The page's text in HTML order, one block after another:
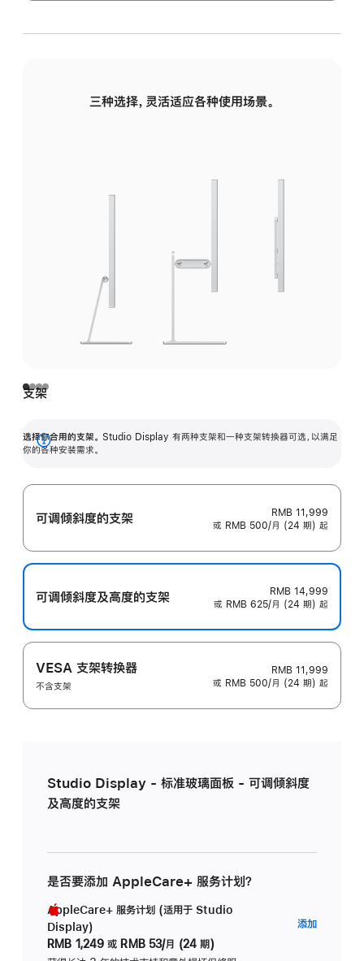
三种选择，灵活适应各种使用场景。
支架
选择你合用的支架。 Studio Display 有两种支架和一种支架转换器可选，以满足
你的各种安装需求。
展
可调倾斜度的支架
RMB 11,999
或 RMB 500/月 (24 期) 起
可调倾斜度及高‍度的支‍架
RMB 14,999
或 RMB 625/月 (24 期) 起
VESA 支架转换器
不含支架
RMB 11,999
或 RMB 500/月 (24 期) 起
Studio Display - 标准玻璃面板 - 可调倾斜度
及高度的支架
是否要添加 AppleCare+ 服务计划？
AppleCare+ 服务计划 (适用于 Studio
Display)
RMB 1,249 或 RMB 53/月 (24 期)
添加